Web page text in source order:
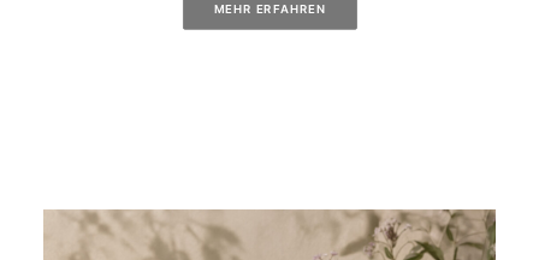
MEHR ERFAHREN